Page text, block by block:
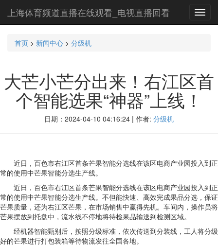
上海体育频道直播在线观看_电视直播回看
首页 > 新闻中心 > 分级机
大芒小芒分出来！右江区首
个智能选果“神器”上线！
日期：2024-04-10 04:16:24 | 作者: 分级机
近日，百色市右江区首条芒果智能分选线在该区电商产业园投入到正
常的使用中芒果智能分选生产线。
近日，百色市右江区首条芒果智能分选线在该区电商产业园投入到正
常的使用中芒果智能分选生产线。不但能快速、高效完成果品分选，保证
芒果质量，还为右江区芒果，在市场销售中赢得先机。车间内，操作员将
芒果摆放到托盘中，流水线不停地将待检果品输送到检测区域。
经机器智能甄别后，按照分级标准，依次传送到分装线，工人将分级
好的芒果进行打包装箱等待物流发往全国各地。